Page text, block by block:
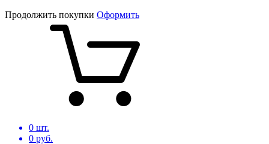
Продолжить покупки Оформить
0 шт.
0 руб.